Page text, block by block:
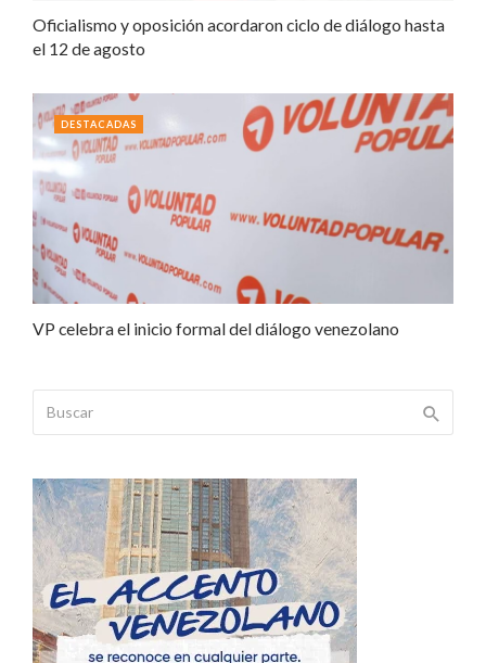
Oficialismo y oposición acordaron ciclo de diálogo hasta
el 12 de agosto
VP celebra el inicio formal del diálogo venezolano
DESTACADAS